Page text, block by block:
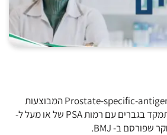
בדיקות סקר של (Prostate-specific-antigen (PSA המבוצעות
לאחר גיל 60 צריכות להתמקד בגברים עם רמות PSA של או מעל ל-